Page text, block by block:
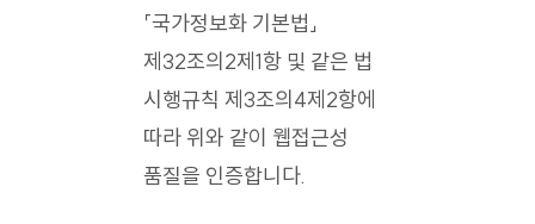
「국가정보화 기본법」
제32조의2제1항 및 같은 법
시행규칙 제3조의4제2항에
따라 위와 같이 웹접근성
품질을 인증합니다.